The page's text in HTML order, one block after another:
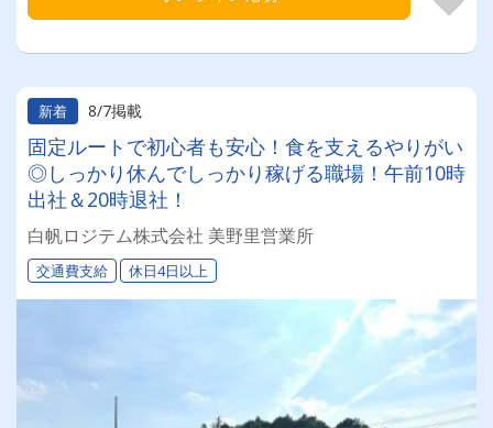
新着 8/7掲載
固定ルートで初心者も安心！食を支えるやりがい
◎しっかり休んでしっかり稼げる職場！午前10時
出社＆20時退社！
白帆ロジテム株式会社 美野里営業所
交通費支給 休日4日以上